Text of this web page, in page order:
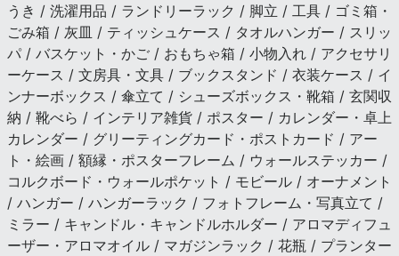
うき / 洗濯用品 / ランドリーラック / 脚立 / 工具 / ゴミ箱・
ごみ箱 / 灰皿 / ティッシュケース / タオルハンガー / スリッ
パ / バスケット・かご / おもちゃ箱 / 小物入れ / アクセサリ
ーケース / 文房具・文具 / ブックスタンド / 衣装ケース / イ
ンナーボックス / 傘立て / シューズボックス・靴箱 / 玄関収
納 / 靴べら / インテリア雑貨 / ポスター / カレンダー・卓上
カレンダー / グリーティングカード・ポストカード / アー
ト・絵画 / 額縁・ポスターフレーム / ウォールステッカー /
コルクボード・ウォールポケット / モビール / オーナメント
/ ハンガー / ハンガーラック / フォトフレーム・写真立て /
ミラー / キャンドル・キャンドルホルダー / アロマディフュ
ーザー・アロマオイル / マガジンラック / 花瓶 / プランター